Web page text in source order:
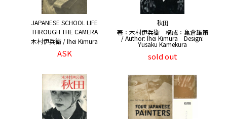
JAPANESE SCHOOL LIFE
THROUGH THE CAMERA
木村伊兵衛 / Ihei Kimura
ASK
秋田
著：木村伊兵衛 構成：亀倉雄策
/ Author: Ihei Kimura Design:
Yusaku Kamekura
sold out